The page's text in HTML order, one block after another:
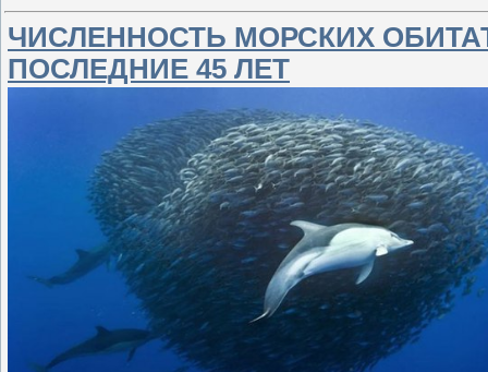
ЧИСЛЕННОСТЬ МОРСКИХ
ПОСЛЕДНИЕ 45 ЛЕТ